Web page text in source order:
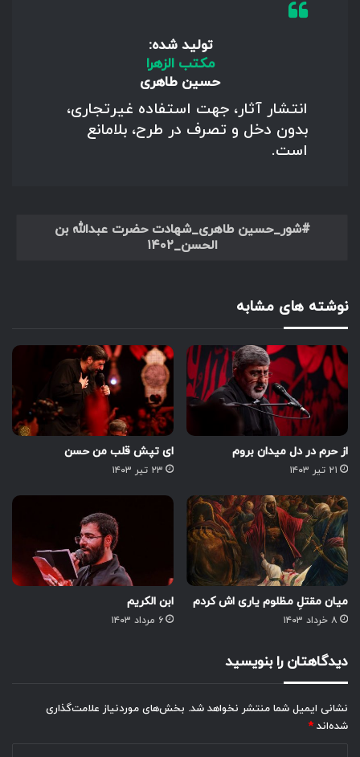
تولید شده:
مکتب الزهرا
حسین طاهری
انتشار آثار، جهت استفاده غیرتجاری،
بدون دخل و تصرف در طرح، بلامانع
است.
شور_حسین طاهری_شهادت حضرت عبدالله بن
الحسن_۱۴۰۲
نوشته های مشابه
از حرم در دل میدان بروم
۲۱ تیر ۱۴۰۳
ای تپش قلب من حسن
۲۳ تیر ۱۴۰۳
میان مقتلِ مظلوم یاری اش کردم
۸ خرداد ۱۴۰۳
ابن الکریم
۶ مرداد ۱۴۰۳
دیدگاهتان را بنویسید
نشانی ایمیل شما منتشر نخواهد شد. بخش‌های موردنیاز علامت‌گذاری
شده‌اند *